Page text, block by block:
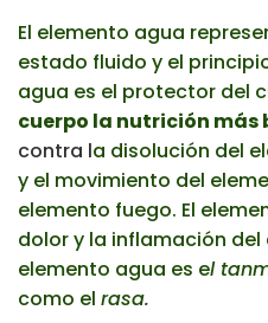
El elemento agua
estado fluido y el
agua es el protector del
cuerpo la nutrición más
contra la disolución del
y el movimiento del
elemento fuego. El
dolor y la inflamación del
elemento agua es el
como el rasa.